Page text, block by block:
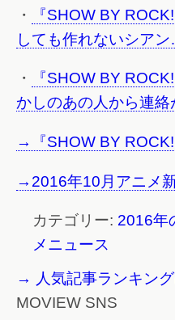
・
『SHOW BY
しても作れないシア
・
『SHOW BY
かしのあの人から連
→『SHOW BY
→2016年10月アニメ
カテゴリー: 2016年
メニュース
→ 人気記事ランキン
MOVIEW SNS